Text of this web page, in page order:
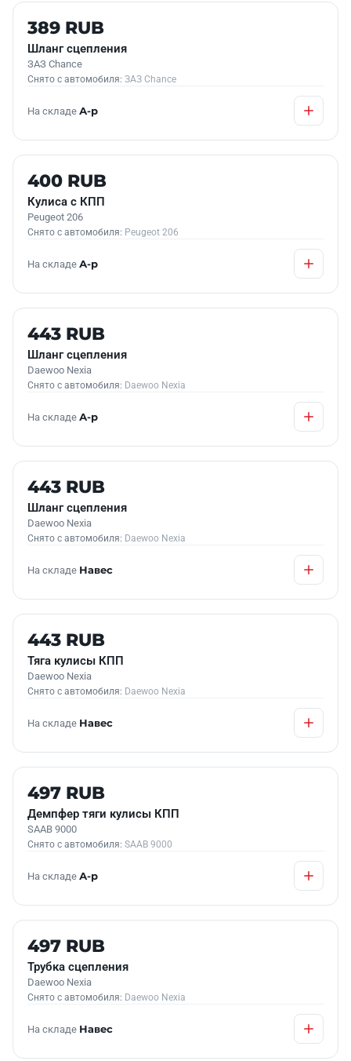
Б/У В НАЛИЧИИ
389 RUB
Шланг сцепления
ЗАЗ Chance
Снято с автомобиля: ЗАЗ Chance
На складе А-р
Б/У В НАЛИЧИИ
400 RUB
Кулиса с КПП
Peugeot 206
Снято с автомобиля: Peugeot 206
На складе А-р
Б/У В НАЛИЧИИ
443 RUB
Шланг сцепления
Daewoo Nexia
Снято с автомобиля: Daewoo Nexia
На складе А-р
Б/У В НАЛИЧИИ
443 RUB
Шланг сцепления
Daewoo Nexia
Снято с автомобиля: Daewoo Nexia
На складе Навес
Б/У В НАЛИЧИИ
443 RUB
Тяга кулисы КПП
Daewoo Nexia
Снято с автомобиля: Daewoo Nexia
На складе Навес
Б/У В НАЛИЧИИ
497 RUB
Демпфер тяги кулисы КПП
SAAB 9000
Снято с автомобиля: SAAB 9000
На складе А-р
Б/У В НАЛИЧИИ
497 RUB
Трубка сцепления
Daewoo Nexia
Снято с автомобиля: Daewoo Nexia
На складе Навес